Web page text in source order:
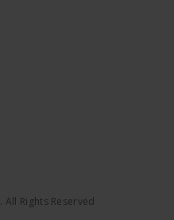
All Rights Reserved